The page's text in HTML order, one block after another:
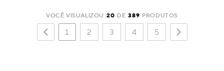
VOCÊ VISUALIZOU 20 DE 389 PRODUTOS
1 2 3 4 5